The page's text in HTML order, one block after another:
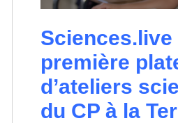
Sciences.live
première
d’ateliers
du CP à la